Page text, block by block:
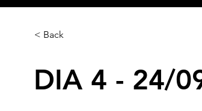
< Back
DIA 4 - 24/